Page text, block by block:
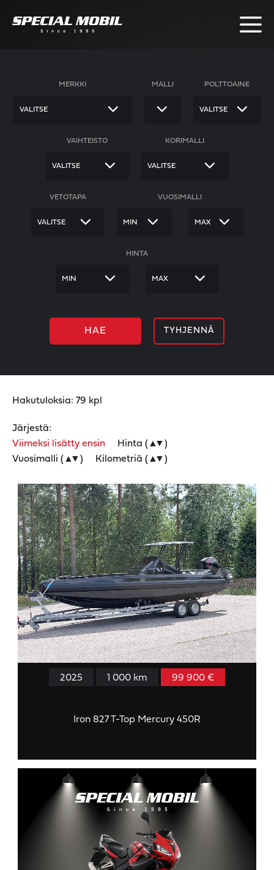
MERKKI MALLI POLTTOAINE
VAIHTEISTO KORIMALLI
VETOTAPA VUOSIMALLI
HINTA
TYHJENNÄ
Hakutuloksia: 79 kpl
Järjestä:
Viimeksi lisätty ensin
Hinta ( ▲▼ )
Vuosimalli ( ▲▼ ) Kilometriä ( ▲▼ )
2025 1 000 km 99 900 €
Iron 827 T-Top Mercury 450R